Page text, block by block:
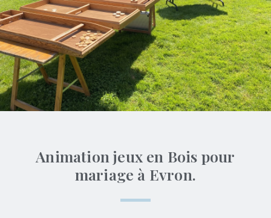
Animation jeux en Bois pour
mariage à Evron.